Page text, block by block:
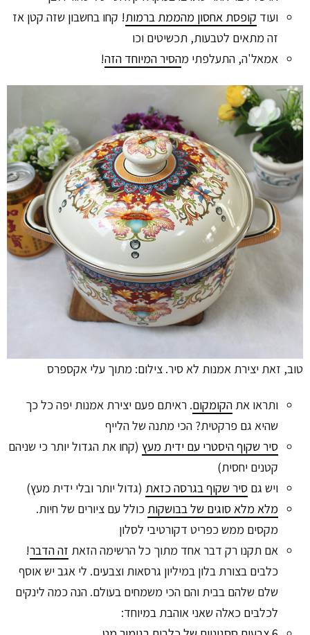
ועוד קופסת אחסון מהממת ברמות! קחו בחשבון שזה קטן אז
זה מתאים לטבעות, תכשיטים וכו
אמאל'ה, התעלפתי מהסיר המיוחד הזה!
טוב, זאת יצירת אמנות לא סיר. צילום: מתוך עלי אקספרס
ותראו את הקומקום. ראיתם פעם יצירת אמנות יפה כל כך
שהיא גם פרקטית? הכי מתנה של הלייף
סיר שקוף היסטרי עם ידית מעץ (קחו את הגדול יותר כי שניהם
קטנים יחסית)
ויש גם סיר שקוף בגרסה כזאת (גדול יותר ובלי ידית מעץ)
מלא מלא סוגים של בבושקות כולל עם ציורים של חיות.
מקסים ממש כפריט דקורטיבי לסלון
אם תקנו רק דבר אחד מתוך כל הרשימה הזאת זה הדבר!
כלבים בצורת בלון במיליון גרסאות וצבעים. לי אגב יש אוסף
שלם שלהם בבית והם הכי משמחים בעולם. הנה כמה לינקים
לכלבים כאלה שאני אוהבת במיוחד: